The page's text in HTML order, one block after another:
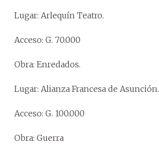
Lugar: Arlequín Teatro.
Acceso: G. 70.000
Obra: Enredados.
Lugar: Alianza Francesa de Asunción.
Acceso: G. 100.000
Obra: Guerra